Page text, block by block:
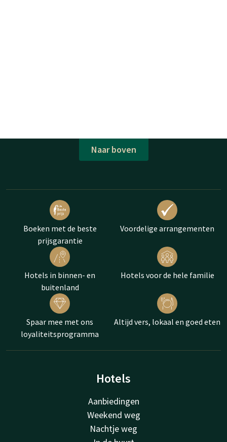
Naar boven
Boeken met de beste
prijsgarantie
Voordelige arrangementen
Hotels in binnen- en
buitenland
Hotels voor de hele familie
Spaar mee met ons
loyaliteitsprogramma
Altijd vers, lokaal en goed eten
Hotels
Aanbiedingen
Weekend weg
Nachtje weg